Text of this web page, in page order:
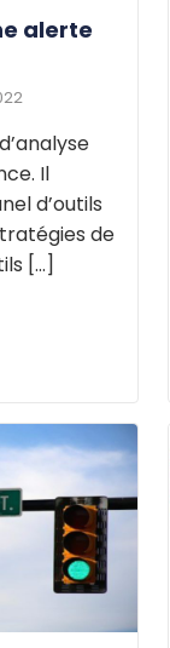
alerte
Il
d’outils
de
[...]